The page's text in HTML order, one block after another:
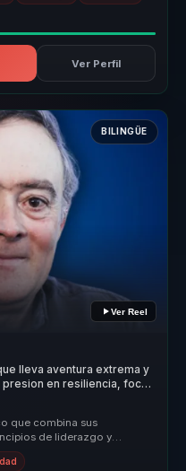
Ver Perfil
BILINGÜE
Ver Reel
lleva aventura extrema y
en resiliencia, foco
que combina sus
de liderazgo y